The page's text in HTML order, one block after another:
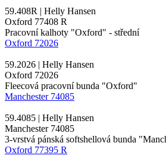
59.408R | Helly Hansen
Oxford 77408 R
Pracovní kalhoty "Oxford" - střední
Oxford 72026
59.2026 | Helly Hansen
Oxford 72026
Fleecová pracovní bunda "Oxford"
Manchester 74085
59.4085 | Helly Hansen
Manchester 74085
3-vrstvá pánská softshellová bunda
Oxford 77395 R